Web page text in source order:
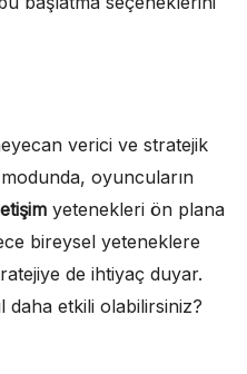
verici ve stratejik
oyuncuların
yetenekleri ön plana
bireysel yeteneklere
de ihtiyaç duyar.
daha etkili olabilirsiniz?